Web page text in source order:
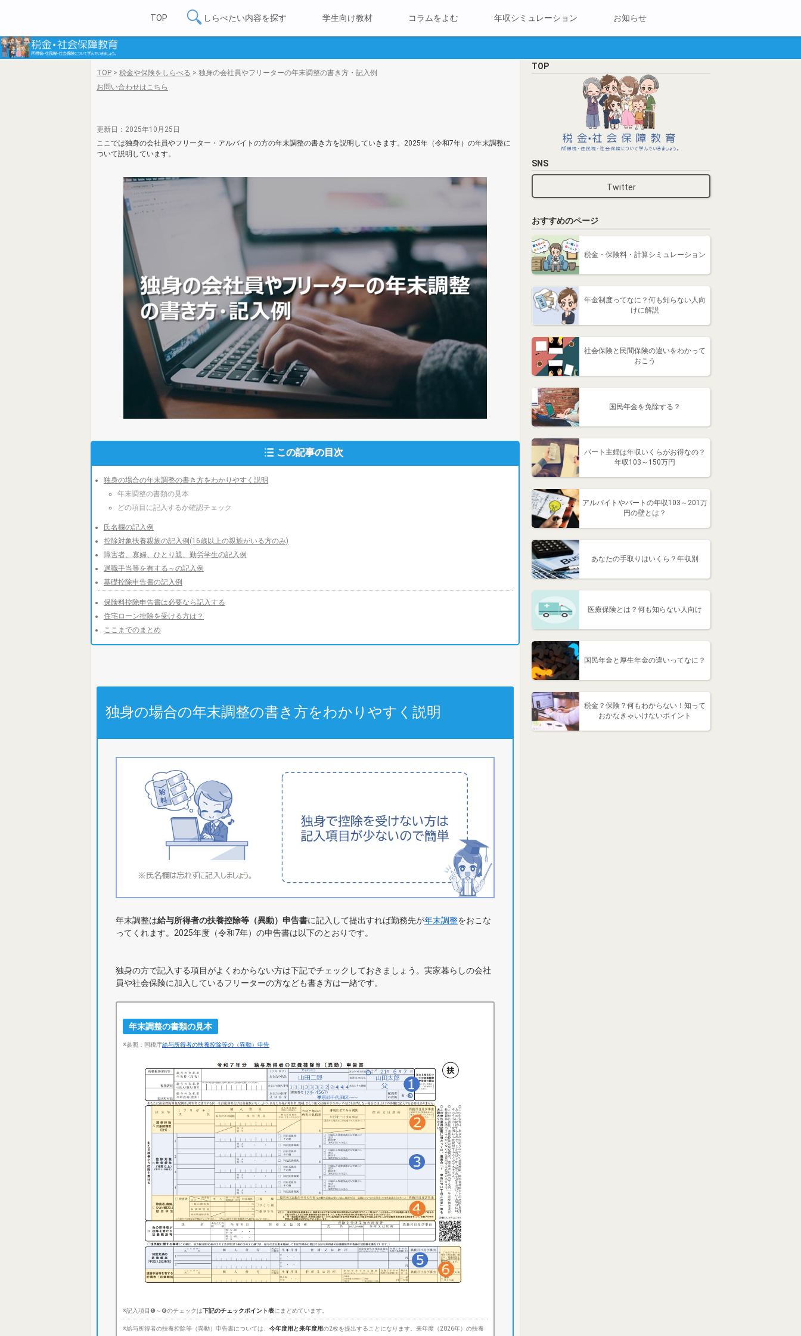
TOP しらべたい内容を探す 学生向け教材 コラムをよむ 年収シミュレーション お知らせ
TOP > 税金や保険をしらべる > 独身の会社員やフリーターの年末調整の書き方・記入例
お問い合わせはこちら
更新日：2025年10月25日
ここでは独身の会社員やフリーター・アルバイトの方の年末調整の書き方を説明していきます。2025年（令和7年）の年末調整に
ついて説明しています。
この記事の目次
独身の場合の年末調整の書き方をわかりやすく説明
年末調整の書類の見本
どの項目に記入するか確認チェック
氏名欄の記入例
控除対象扶養親族の記入例(16歳以上の親族がいる方のみ)
障害者、寡婦、ひとり親、勤労学生の記入例
退職手当等を有する～の記入例
基礎控除申告書の記入例
保険料控除申告書は必要なら記入する
住宅ローン控除を受ける方は？
ここまでのまとめ
独身の場合の年末調整の書き方をわかりやすく説明
年末調整は給与所得者の扶養控除等（異動）申告書に記入して提出すれば勤務先が年末調整をおこな
ってくれます。2025年度（令和7年）の申告書は以下のとおりです。
独身の方で記入する項目がよくわからない方は下記でチェックしておきましょう。実家暮らしの会社
員や社会保険に加入しているフリーターの方なども書き方は一緒です。
年末調整の書類の見本
※参照：国税庁給与所得者の扶養控除等の（異動）申告
※記入項目❶～❻のチェックは下記のチェックポイント表にまとめています。
※給与所得者の扶養控除等（異動）申告書については、 今年度用と来年度用の2枚を提出することになります。来年度（2026年）の扶養
TOP
SNS
Twitter
おすすめのページ
税金・保険料・計算シミュレーション
年金制度ってなに？何も知らない人向
けに解説
社会保険と民間保険の違いをわかって
おこう
国民年金を免除する？
パート主婦は年収いくらがお得なの？
年収103～150万円
アルバイトやパートの年収103～201万
円の壁とは？
あなたの手取りはいくら？年収別
医療保険とは？何も知らない人向け
国民年金と厚生年金の違いってなに？
税金？保険？何もわからない！知って
おかなきゃいけないポイント